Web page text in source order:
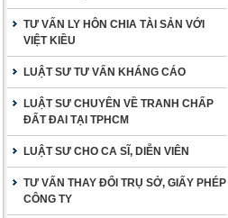
TƯ VẤN LY HÔN CHIA TÀI SẢN VỚI
VIỆT KIỀU
LUẬT SƯ TƯ VẤN KHÁNG CÁO
LUẬT SƯ CHUYÊN VỀ TRANH CHẤP
ĐẤT ĐAI TẠI TPHCM
LUẬT SƯ CHO CA SĨ, DIỄN VIÊN
TƯ VẤN THAY ĐỔI TRỤ SỞ, GIẤY PHÉP
CÔNG TY